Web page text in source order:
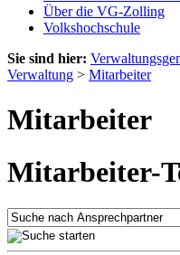
Über die VG-Zolling
Volkshochschule
Sie sind hier:
Verwaltung > Mitarbeiter
Mitarbeiter
Mitarbeiter-